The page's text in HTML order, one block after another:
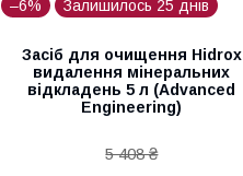
–6% Залишилось 25 днів
Засіб для очищення Hidrox
видалення мінеральних
відкладень 5 л (Advanced
Engineering)
5 408 ₴